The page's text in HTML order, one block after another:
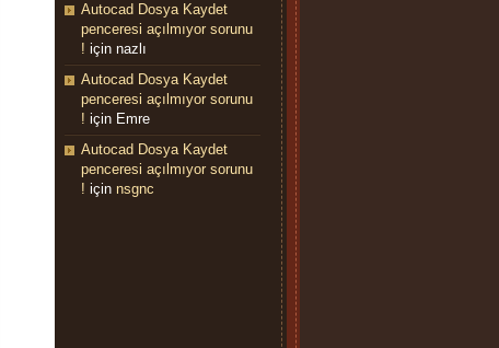
Autocad Dosya Kaydet
penceresi açılmıyor sorunu
! için nazlı
Autocad Dosya Kaydet
penceresi açılmıyor sorunu
! için Emre
Autocad Dosya Kaydet
penceresi açılmıyor sorunu
! için nsgnc